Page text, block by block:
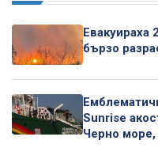
Евакуираха
бързо
Sunrise
Черно море,